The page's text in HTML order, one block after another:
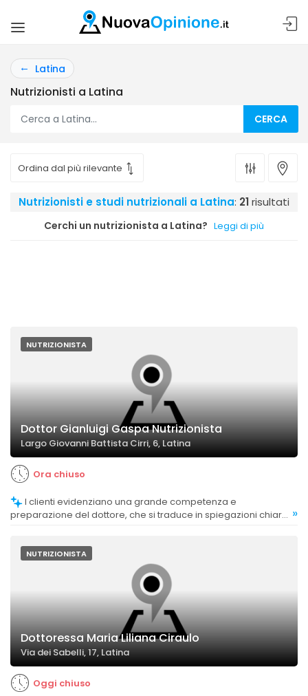
Latina
Nutrizionisti a Latina
CERCA
Nutrizionisti e studi nutrizionali a Latina: 21risultati
Cerchi un nutrizionista a Latina? Leggi di più
NUTRIZIONISTA
Dottor Gianluigi Gaspa Nutrizionista
Largo Giovanni Battista Cirri, 6, Latina
Ora chiuso
preparazione del dottore, che si traduce in spiegazioni chiare »
NUTRIZIONISTA
Dottoressa Maria Liliana Ciraulo
Via dei Sabelli, 17, Latina
Oggi chiuso